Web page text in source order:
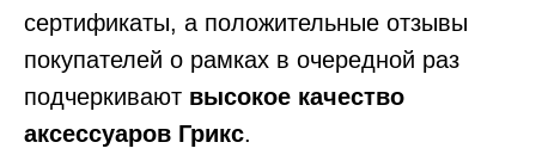
сертификаты, а положительные отзывы
покупателей о рамках в очередной раз
подчеркивают высокое качество
аксессуаров Грикс.